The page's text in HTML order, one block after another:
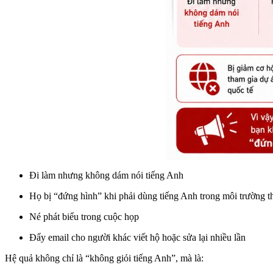
Đi làm nhưng không dám nói tiếng Anh
Họ bị “đứng hình” khi phải dùng tiếng Anh trong môi trường
Né phát biểu trong cuộc họp
Đẩy email cho người khác viết hộ hoặc sửa lại nhiều lần
Hệ quả không chỉ là “không giỏi tiếng Anh”, mà là: